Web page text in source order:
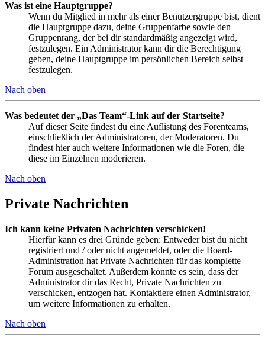
Was ist eine Hauptgruppe?
Wenn du Mitglied in mehr als einer Benutzergruppe bist, dient
die Hauptgruppe dazu, deine Gruppenfarbe sowie den
Gruppenrang, der bei dir standardmäßig angezeigt wird,
festzulegen. Ein Administrator kann dir die Berechtigung
geben, deine Hauptgruppe im persönlichen Bereich selbst
festzulegen.
Nach oben
Was bedeutet der „Das Team“-Link auf der Startseite?
Auf dieser Seite findest du eine Auflistung des Forenteams,
einschließlich der Administratoren, der Moderatoren. Du
findest hier auch weitere Informationen wie die Foren, die
diese im Einzelnen moderieren.
Nach oben
Private Nachrichten
Ich kann keine Privaten Nachrichten verschicken!
Hierfür kann es drei Gründe geben: Entweder bist du nicht
registriert und / oder nicht angemeldet, oder die Board-
Administration hat Private Nachrichten für das komplette
Forum ausgeschaltet. Außerdem könnte es sein, dass der
Administrator dir das Recht, Private Nachrichten zu
verschicken, entzogen hat. Kontaktiere einen Administrator,
um weitere Informationen zu erhalten.
Nach oben